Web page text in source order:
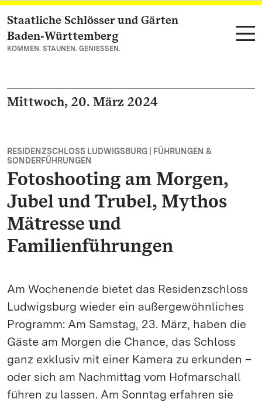
Zum Hauptinhalt springen
Staatliche Schlösser und Gärten
Baden‑Württemberg
KOMMEN. STAUNEN. GENIESSEN.
Mittwoch, 20. März 2024
RESIDENZSCHLOSS LUDWIGSBURG | FÜHRUNGEN &
SONDERFÜHRUNGEN
Fotoshooting am Morgen,
Jubel und Trubel, Mythos
Mätresse und
Familienführungen
Am Wochenende bietet das Residenzschloss
Ludwigsburg wieder ein außergewöhnliches
Programm: Am Samstag, 23. März, haben die
Gäste am Morgen die Chance, das Schloss
ganz exklusiv mit einer Kamera zu erkunden –
oder sich am Nachmittag vom Hofmarschall
führen zu lassen. Am Sonntag erfahren sie